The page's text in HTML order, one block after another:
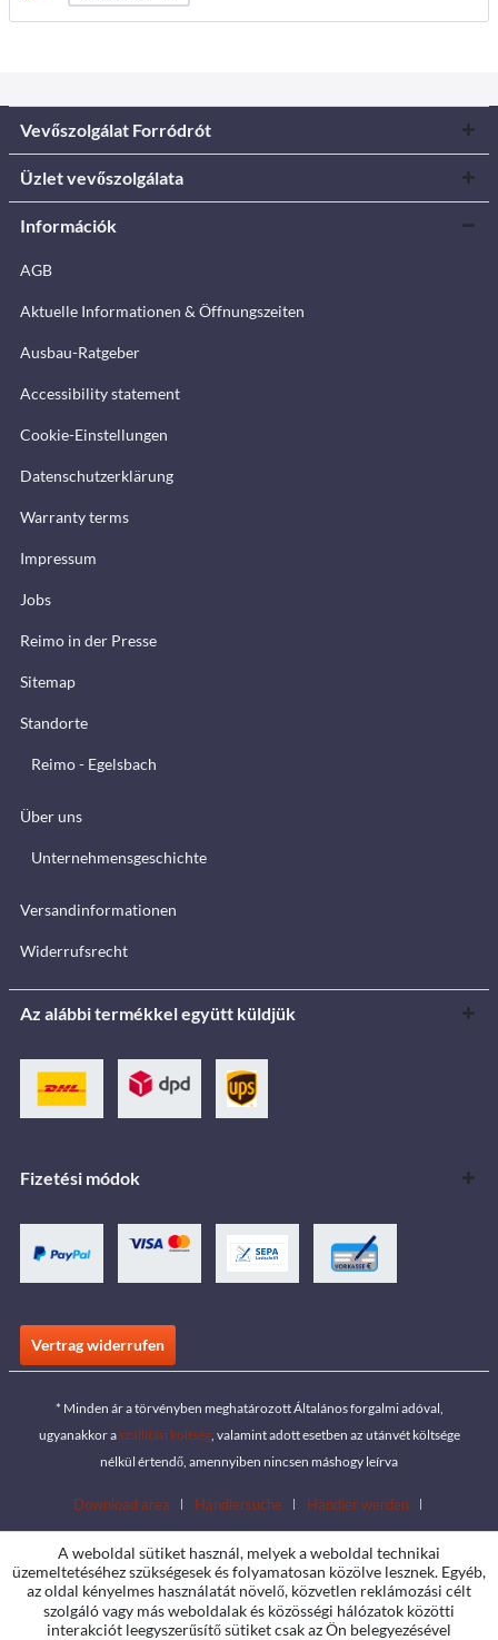
Vevőszolgálat Forródrót
Üzlet vevőszolgálata
Információk
AGB
Aktuelle Informationen & Öffnungszeiten
Ausbau-Ratgeber
Accessibility statement
Cookie-Einstellungen
Datenschutzerklärung
Warranty terms
Impressum
Jobs
Reimo in der Presse
Sitemap
Standorte
Reimo - Egelsbach
Über uns
Unternehmensgeschichte
Versandinformationen
Widerrufsrecht
Az alábbi termékkel együtt küldjük
Fizetési módok
Vertrag widerrufen
* Minden ár a törvényben meghatározott Általános forgalmi adóval,
ugyanakkor aszállítási költség, valamint adott esetben az utánvét költsége
nélkül értendő, amennyiben nincsen máshogy leírva
Download area Händlersuche
Händler werden
A weboldal sütiket használ, melyek a weboldal technikai
üzemeltetéséhez szükségesek és folyamatosan közölve lesznek. Egyéb,
az oldal kényelmes használatát növelő, közvetlen reklámozási célt
szolgáló vagy más weboldalak és közösségi hálózatok közötti
interakciót leegyszerűsítő sütiket csak az Ön belegyezésével